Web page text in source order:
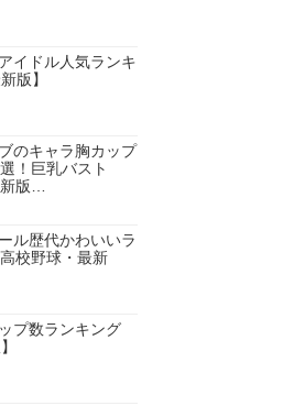
イドル人気ランキ
版】
のキャラ胸カップ
！巨乳バスト
版…
ル歴代かわいいラ
校野球・最新
プ数ランキング